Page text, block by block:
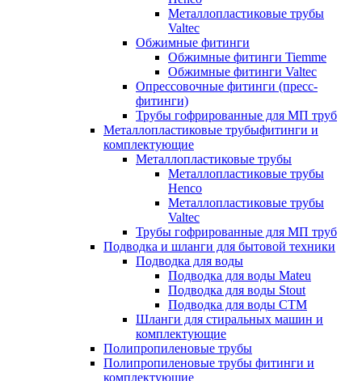
Металлопластиковые трубы
Valtec
Обжимные фитинги
Обжимные фитинги Tiemme
Обжимные фитинги Valtec
Опрессовочные фитинги (пресс-
фитинги)
Трубы гофрированные для МП труб
Металлопластиковые трубыфитинги и
комплектующие
Металлопластиковые трубы
Металлопластиковые трубы
Henco
Металлопластиковые трубы
Valtec
Трубы гофрированные для МП труб
Подводка и шланги для бытовой техники
Подводка для воды
Подводка для воды Mateu
Подводка для воды Stout
Подводка для воды СТМ
Шланги для стиральных машин и
комплектующие
Полипропиленовые трубы
Полипропиленовые трубы фитинги и
комплектующие